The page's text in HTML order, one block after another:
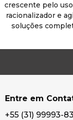
crescente pelo
racionalizador e
soluções
Entre em
+55 (31) 99993-